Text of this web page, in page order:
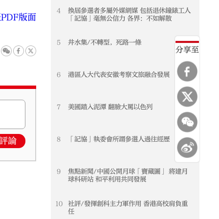
分享至
版面
論
4
換屆參選者多屬外媒網媒 包括退休鐘錶工人
「記協」毫無公信力 各界：不如解散
5 井水集/不轉型，死路一條
6 港區人大代表安徽考察文旅融合發展
7 美國踏入泥潭 翻臉大罵以色列
8 「記協」執委會所謂參選人過往經歷
9
焦點新聞/中國公開月球「寶藏圖」 將建月
球科研站 和平利用共同發展
10
社評/發揮創科主力軍作用 香港高校肩負重
任